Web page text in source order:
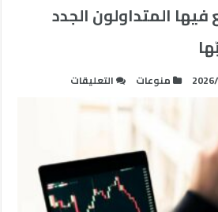
المتداولون الجدد
منوعات التعليقات
المتداولون
الجدد
وكيف